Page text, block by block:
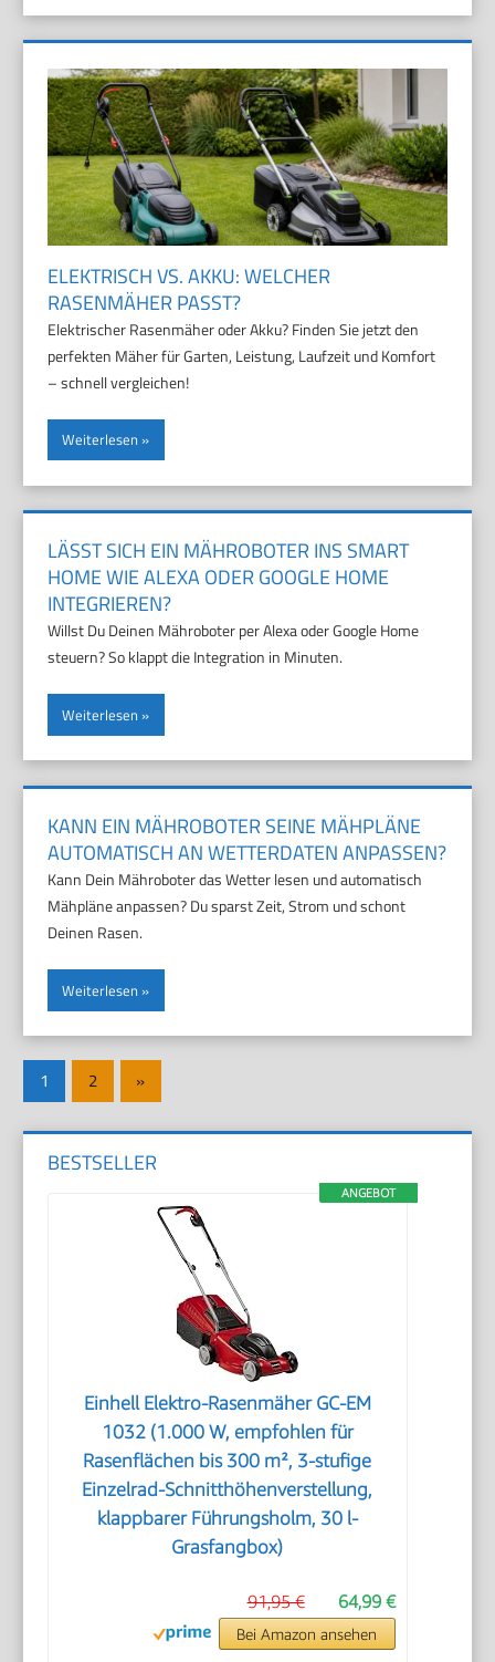
ELEKTRISCH VS. AKKU: WELCHER
RASENMÄHER PASST?
Elektrischer Rasenmäher oder Akku? Finden Sie jetzt den
perfekten Mäher für Garten, Leistung, Laufzeit und Komfort
– schnell vergleichen!
Weiterlesen
LÄSST SICH EIN MÄHROBOTER INS SMART
HOME WIE ALEXA ODER GOOGLE HOME
INTEGRIEREN?
Willst Du Deinen Mähroboter per Alexa oder Google Home
steuern? So klappt die Integration in Minuten.
Weiterlesen
KANN EIN MÄHROBOTER SEINE MÄHPLÄNE
AUTOMATISCH AN WETTERDATEN ANPASSEN?
Kann Dein Mähroboter das Wetter lesen und automatisch
Mähpläne anpassen? Du sparst Zeit, Strom und schont
Deinen Rasen.
Weiterlesen
Seitennummerierung
der
Beiträge
1 2
Nächste
Beiträge
»
BESTSELLER
ANGEBOT
Einhell Elektro-Rasenmäher GC-EM
1032 (1.000 W, empfohlen für
Rasenflächen bis 300 m², 3-stufige
Einzelrad-Schnitthöhenverstellung,
klappbarer Führungsholm, 30 l-
Grasfangbox)
64,99 €
91,95 €
Bei Amazon ansehen